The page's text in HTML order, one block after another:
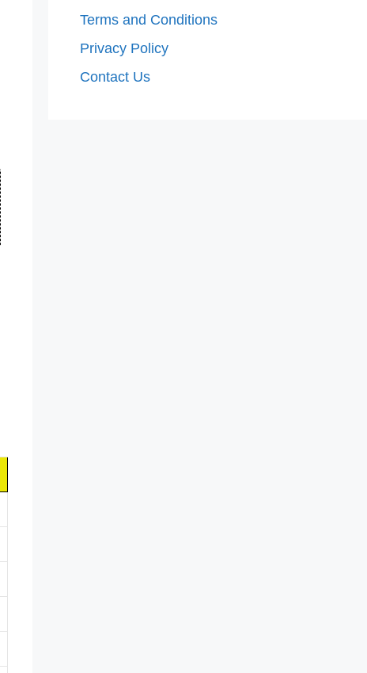
Terms and Conditions
Privacy Policy
Contact Us